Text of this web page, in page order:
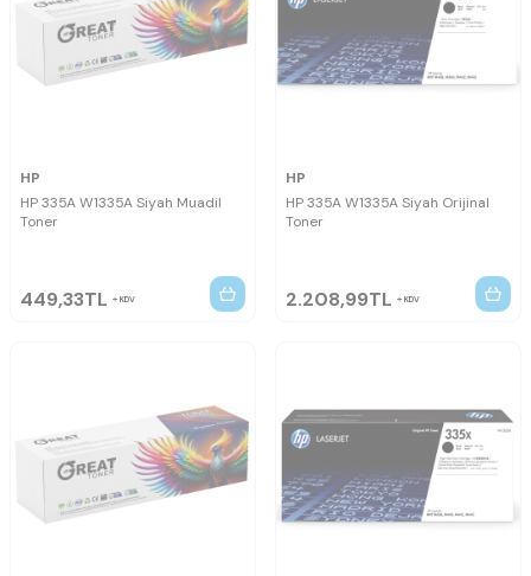
HP
HP 335A W1335A Siyah Muadil
Toner
449,33TL KDV
HP
HP 335A W1335A Siyah Orijinal
Toner
2.208,99TL KDV